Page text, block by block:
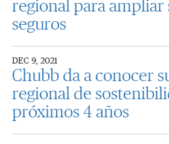
regional para ampliar
seguros
DEC 9, 2021
Chubb da a conocer
regional de
próximos 4 años